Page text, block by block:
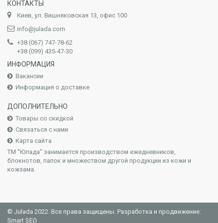
КОНТАКТЫ
Киев, ул. Вишняковская 13, офис 100
info@julada.com
+38 (067) 747-78-62
+38 (099) 435-47-30
ИНФОРМАЦИЯ
Вакансии
Информация о доставке
ДОПОЛНИТЕЛЬНО
Товары со скидкой
Связаться с нами
Карта сайта
ТМ "Юлада" занимается производством ежедневников,
блокнотов, папок и множеством другой продукции из кожи и
кожзама.
© Julada 2022. Все права защищены. Разработка и продвижение:
Smart SEO